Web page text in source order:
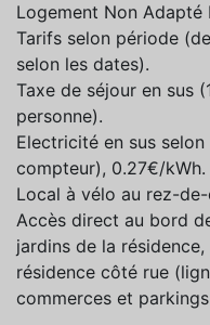
Logement Non Adapté
Tarifs selon période
selon les dates).
Taxe de séjour en sus
personne).
Electricité en sus
compteur), 0.27€/kWh.
Local à vélo au rez-
Accès direct au bord
jardins de la
résidence côté rue
commerces et